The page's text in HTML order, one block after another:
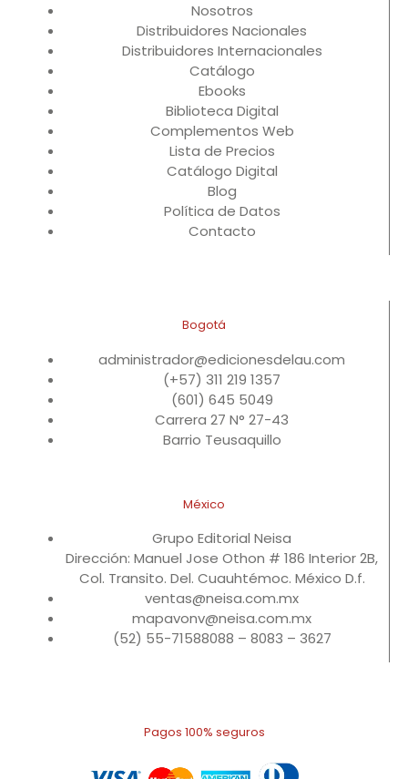
Nosotros
Distribuidores Nacionales
Distribuidores Internacionales
Catálogo
Ebooks
Biblioteca Digital
Complementos Web
Lista de Precios
Catálogo Digital
Blog
Política de Datos
Contacto
Bogotá
administrador@edicionesdelau.com
(+57) 311 219 1357
(601) 645 5049
Carrera 27 N° 27-43
Barrio Teusaquillo
México
Grupo Editorial Neisa
Dirección: Manuel Jose Othon # 186 Interior 2B,
Col. Transito. Del. Cuauhtémoc. México D.f.
ventas@neisa.com.mx
mapavonv@neisa.com.mx
(52) 55-71588088 – 8083 – 3627
Pagos 100% seguros